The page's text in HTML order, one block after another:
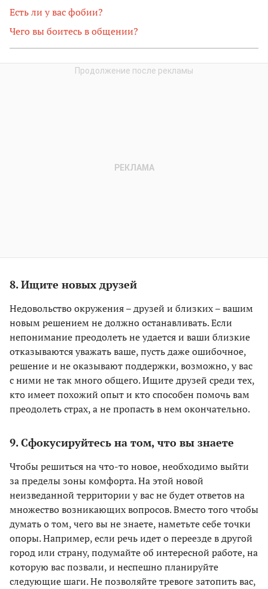
Есть ли у вас фобии?
Чего вы боитесь в общении?
8. Ищите новых друзей
Недовольство окружения – друзей и близких – вашим
новым решением не должно останавливать. Если
непонимание преодолеть не удается и ваши близкие
отказываются уважать ваше, пусть даже ошибочное,
решение и не оказывают поддержки, возможно, у вас
с ними не так много общего. Ищите друзей среди тех,
кто имеет похожий опыт и кто способен помочь вам
преодолеть страх, а не пропасть в нем окончательно.
9. Сфокусируйтесь на том, что вы знаете
Чтобы решиться на что-то новое, необходимо выйти
за пределы зоны комфорта. На этой новой
неизведанной территории у вас не будет ответов на
множество возникающих вопросов. Вместо того чтобы
думать о том, чего вы не знаете, наметьте себе точки
опоры. Например, если речь идет о переезде в другой
город или страну, подумайте об интересной работе, на
которую вас позвали, и неспешно планируйте
следующие шаги. Не позволяйте тревоге затопить вас,